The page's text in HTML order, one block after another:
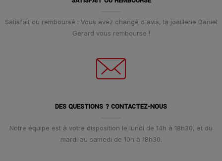
Satisfait ou remboursé : Vous avez changé d'avis, la joaillerie Daniel
Gerard vous rembourse !
DES QUESTIONS ? CONTACTEZ-NOUS
Notre équipe est à votre disposition le lundi de 14h à 18h30, et du
mardi au samedi de 10h à 18h30.